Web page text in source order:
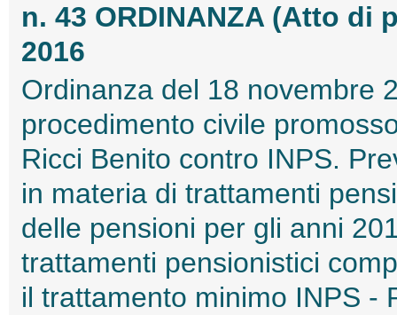
n. 43 ORDINANZA (Atto di
2016
Ordinanza del 18 novembre
procedimento civile
Ricci Benito contro INPS.
in materia di trattamenti
delle pensioni per gli anni
trattamenti pensionistici
il trattamento minimo INPS -